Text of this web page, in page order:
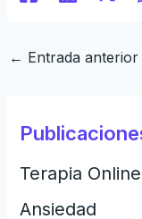
← Entrada anterior
Terapia
Ansiedad